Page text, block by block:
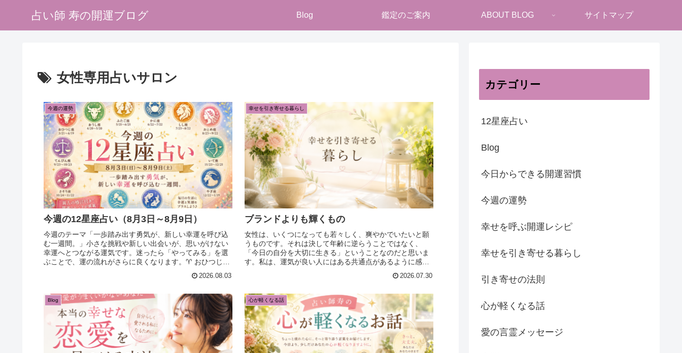
占い師 寿の開運ブログ Blog 鑑定のご案内 ABOUT BLOG サイトマップ
女性専用占いサロン
今週の運勢
今週の12星座占い（8月3日～8月9日）
今週のテーマ「一歩踏み出す勇気が、新しい幸運を呼び込
む一週間。」小さな挑戦や新しい出会いが、思いがけない
幸運へとつながる運気です。迷ったら「やってみる」を選
ぶことで、運の流れがさらに良くなります。♈ おひつじ座
2026.08.03
幸せを引き寄せる暮らし
ブランドよりも輝くもの
女性は、いくつになっても若々しく、爽やかでいたいと願
うものです。それは決して年齢に逆らうことではなく、
「今日の自分を大切に生きる」ということなのだと思いま
す。私は、運気が良い人にはある共通点があるように感じ
2026.07.30
Blog 心が軽くなる話
カテゴリー
12星座占い
Blog
今日からできる開運習慣
今週の運勢
幸せを呼ぶ開運レシピ
幸せを引き寄せる暮らし
引き寄せの法則
心が軽くなる話
愛の言霊メッセージ